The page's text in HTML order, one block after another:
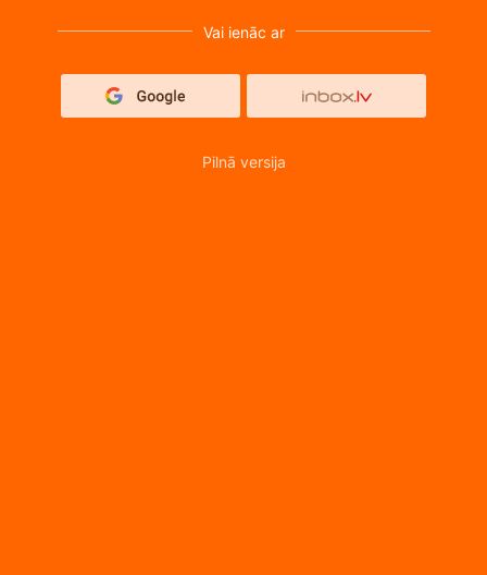
Vai ienāc ar
Pilnā versija